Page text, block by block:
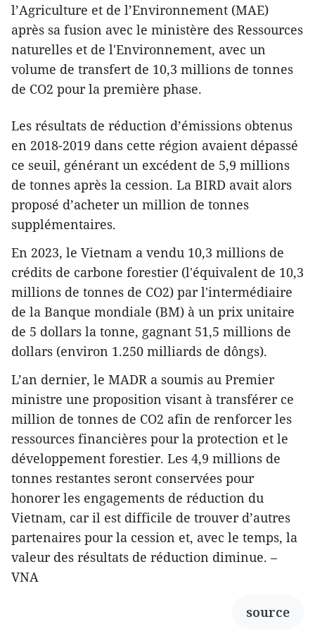
l’Agriculture et de l’Environnement (MAE)
après sa fusion avec le ministère des Ressources
naturelles et de l'Environnement, avec un
volume de transfert de 10,3 millions de tonnes
de CO2 pour la première phase.
Les résultats de réduction d’émissions obtenus
en 2018-2019 dans cette région avaient dépassé
ce seuil, générant un excédent de 5,9 millions
de tonnes après la cession. La BIRD avait alors
proposé d’acheter un million de tonnes
supplémentaires.
En 2023, le Vietnam a vendu 10,3 millions de
crédits de carbone forestier (l'équivalent de 10,3
millions de tonnes de CO2) par l'intermédiaire
de la Banque mondiale (BM) à un prix unitaire
de 5 dollars la tonne, gagnant 51,5 millions de
dollars (environ 1.250 milliards de dôngs).
L’an dernier, le MADR a soumis au Premier
ministre une proposition visant à transférer ce
million de tonnes de CO2 afin de renforcer les
ressources financières pour la protection et le
développement forestier. Les 4,9 millions de
tonnes restantes seront conservées pour
honorer les engagements de réduction du
Vietnam, car il est difficile de trouver d’autres
partenaires pour la cession et, avec le temps, la
valeur des résultats de réduction diminue. –
VNA
source